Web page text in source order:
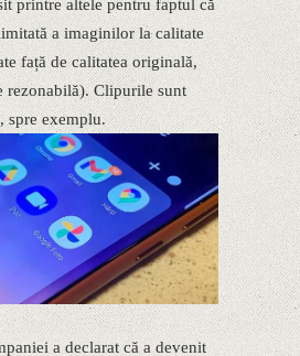
printre altele pentru faptul că
a imaginilor la calitate
față de calitatea originală,
rezonabilă). Clipurile sunt
spre exemplu.
a declarat că a devenit